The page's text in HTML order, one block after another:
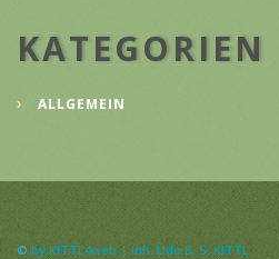
KATEGORIEN
ALLGEMEIN
© by KITTL4web | Inh. Udo B. S. KITTL